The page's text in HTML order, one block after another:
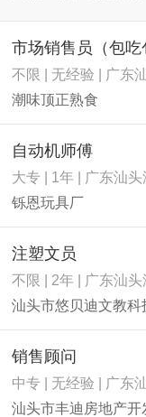
市场销售员（包吃
不限 | 无经验 | 广东
潮味顶正熟食
自动机师傅
大专 | 1年 | 广东汕头
铄恩玩具厂
注塑文员
不限 | 2年 | 广东汕头
汕头市悠贝迪文教科
销售顾问
中专 | 无经验 | 广东
汕头市丰迪房地产开